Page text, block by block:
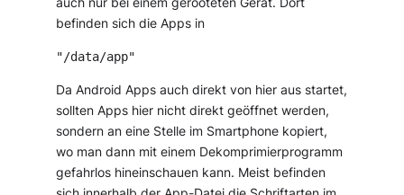
befinden sich die Apps in
"/data/app"
Da Android Apps auch direkt von hier aus startet,
sollten Apps hier nicht direkt geöffnet werden,
sondern an eine Stelle im Smartphone kopiert,
wo man dann mit einem Dekomprimierprogramm
gefahrlos hineinschauen kann. Meist befinden